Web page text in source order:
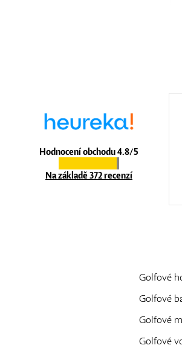
Hodnocení obchodu 4.8/5
Na základě 372 recenzí
Golfové
Golfové
Golfové
Golfové